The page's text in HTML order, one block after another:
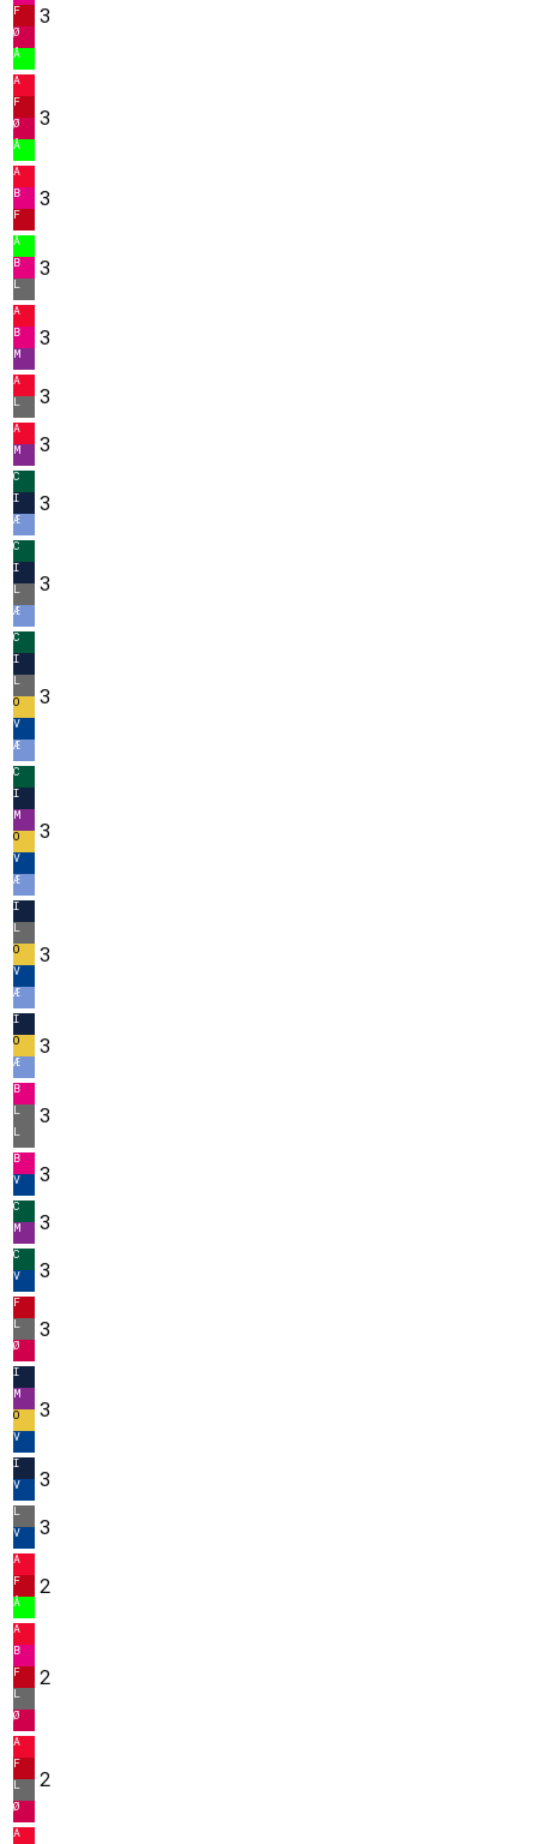
F
Ø
Å
3
A
F
Ø
Å
3
A
B
F
3
Å
B
L
3
A
B
M
3
A
L
3
A
M
3
C
I
Æ
3
C
I
L
Æ
3
C
I
L
O
V
Æ
3
C
I
M
O
V
Æ
3
I
L
O
V
Æ
3
I
O
Æ
3
B
L
L
3
B
V
3
C
M
3
C
V
3
F
L
Ø
3
I
M
O
V
3
I
V
3
L
V
3
A
F
Å
2
A
B
F
L
Ø
2
A
F
L
Ø
2
A